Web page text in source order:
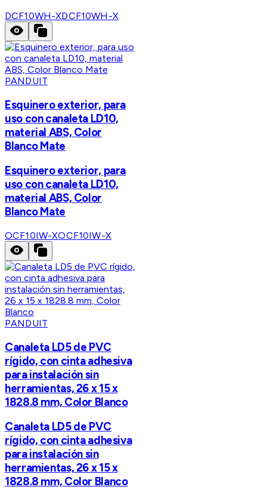
DCF10WH-XDCF10WH-X
PANDUIT
Esquinero exterior, para
uso con canaleta LD10,
material ABS, Color
Blanco Mate
Esquinero exterior, para
uso con canaleta LD10,
material ABS, Color
Blanco Mate
OCF10IW-XOCF10IW-X
PANDUIT
Canaleta LD5 de PVC
rígido, con cinta adhesiva
para instalación sin
herramientas, 26 x 15 x
1828.8 mm, Color Blanco
Canaleta LD5 de PVC
rígido, con cinta adhesiva
para instalación sin
herramientas, 26 x 15 x
1828.8 mm, Color Blanco